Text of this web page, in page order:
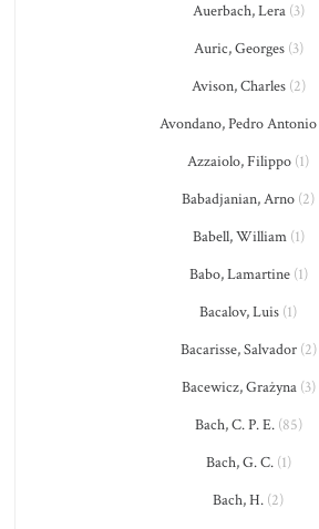
Auerbach, Lera(3)
Auric, Georges(3)
Avison, Charles(2)
Avondano, Pedro Antonio
Azzaiolo, Filippo (1)
Babadjanian, Arno (2)
Babell, William(1)
Babo, Lamartine(1)
Bacalov, Luis (1)
Bacarisse, Salvador(2)
Bacewicz, Grażyna(3)
Bach, C. P. E.(85)
Bach, G. C.(1)
Bach, H. (2)